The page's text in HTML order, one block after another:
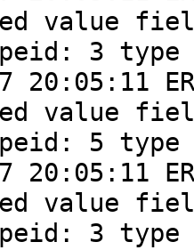
value
3 type
20:05:11
value
5 type
20:05:11
value
3 type